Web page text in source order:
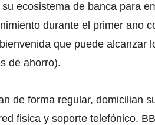
ecosistema de banca para
durante el primer ano
que puede alcanzar
de ahorro).
de forma regular, domicilian
fisica y soporte telefónico.